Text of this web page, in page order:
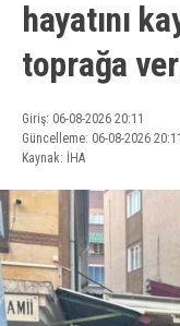
hayatını
toprağa
Giriş: 06-08-2026 20:11
Güncelleme: 06-08-2026 20:11
Kaynak: İHA